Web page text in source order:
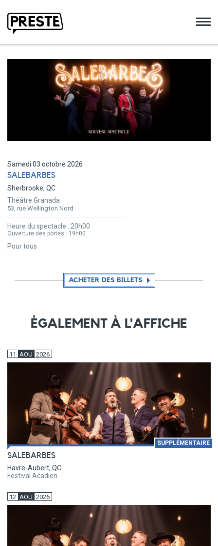
Samedi 03 octobre 2026
SALEBARBES
Sherbrooke, QC
Théâtre Granada
53, rue Wellington Nord
Heure du spectacle : 20h00
Ouverture des portes : 19h00
Pour tous
ACHETER DES BILLETS
ÉGALEMENT À L'AFFICHE
11 AOU 2026
SUPPLÉMENTAIRE
SALEBARBES
Havre-Aubert, QC
Festival Acadien
12 AOU 2026